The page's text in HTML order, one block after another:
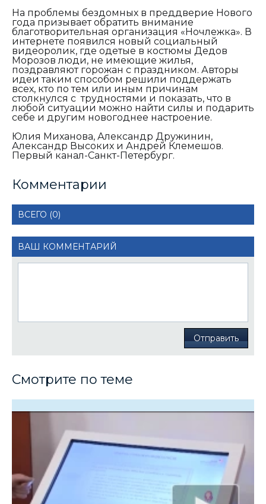
На проблемы бездомных в преддверие Нового
года призывает обратить внимание
благотворительная организация «Ночлежка». В
интернете появился новый социальный
видеоролик, где одетые в костюмы Дедов
Морозов люди, не имеющие жилья,
поздравляют горожан с праздником. Авторы
идеи таким способом решили поддержать
всех, кто по тем или иным причинам
столкнулся с трудностями и показать, что в
любой ситуации можно найти силы и подарить
себе и другим новогоднее настроение.
Юлия Миханова, Александр Дружинин,
Александр Высоких и Андрей Клемешов.
Первый канал-Санкт-Петербург.
Комментарии
ВСЕГО (0)
ВАШ КОММЕНТАРИЙ
Отправить
Смотрите по теме